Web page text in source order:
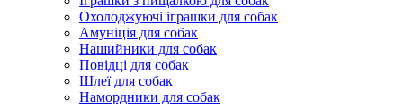
Охолоджуючі іграшки для собак
Амуніція для собак
Нашийники для собак
Повідці для собак
Шлеї для собак
Намордники для собак